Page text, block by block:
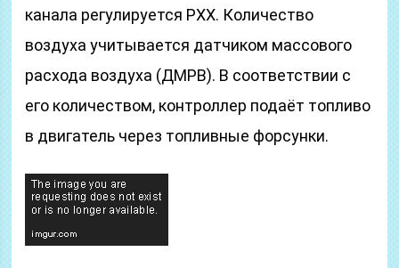
канала регулируется РХХ. Количество
воздуха учитывается датчиком массового
расхода воздуха (ДМРВ). В соответствии с
его количеством, контроллер подаёт топливо
в двигатель через топливные форсунки.